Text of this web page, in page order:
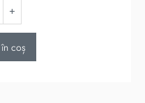
lei.
coș